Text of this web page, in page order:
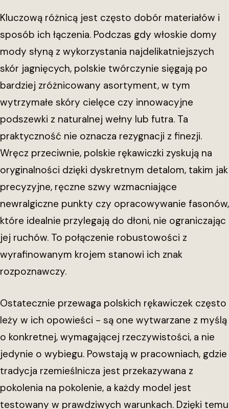
Kluczową różnicą jest często dobór materiałów i
sposób ich łączenia. Podczas gdy włoskie domy
mody słyną z wykorzystania najdelikatniejszych
skór jagnięcych, polskie twórczynie sięgają po
bardziej zróżnicowany asortyment, w tym
wytrzymałe skóry cielęce czy innowacyjne
podszewki z naturalnej wełny lub futra. Ta
praktyczność nie oznacza rezygnacji z finezji.
Wręcz przeciwnie, polskie rękawiczki zyskują na
oryginalności dzięki dyskretnym detalom, takim jak
precyzyjne, ręczne szwy wzmacniające
newralgiczne punkty czy opracowywanie fasonów,
które idealnie przylegają do dłoni, nie ograniczając
jej ruchów. To połączenie robustowości z
wyrafinowanym krojem stanowi ich znak
rozpoznawczy.
Ostatecznie przewaga polskich rękawiczek często
leży w ich opowieści - są one wytwarzane z myślą
o konkretnej, wymagającej rzeczywistości, a nie
jedynie o wybiegu. Powstają w pracowniach, gdzie
tradycja rzemieślnicza jest przekazywana z
pokolenia na pokolenie, a każdy model jest
testowany w prawdziwych warunkach. Dzięki temu